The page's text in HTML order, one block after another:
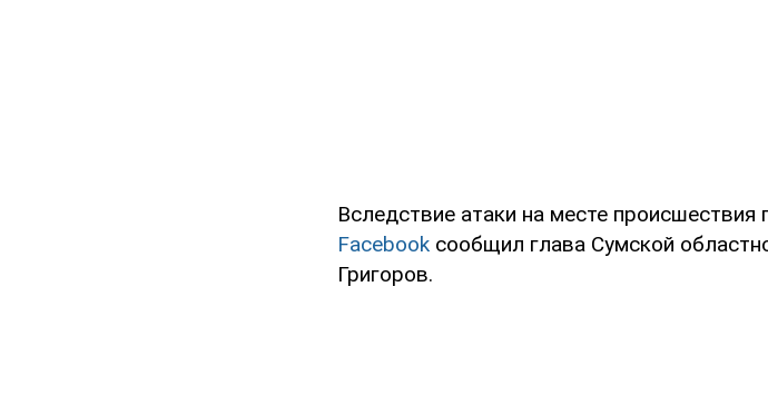
Вследствие атаки на месте
Facebook сообщил глава Сумской
Григоров.